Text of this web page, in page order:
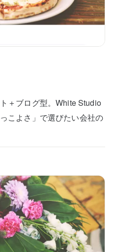
＋ブログ型。White Studio
こよさ」で選びたい会社の